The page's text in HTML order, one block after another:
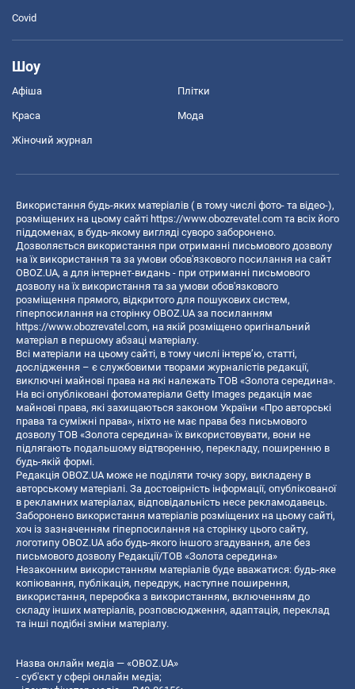
Covid
Шоу
Афіша Плітки
Краса Мода
Жіночий журнал
Використання будь-яких матеріалів ( в тому числі фото- та відео-),
розміщених на цьому сайті https://www.obozrevatel.com та всіх його
піддоменах, в будь-якому вигляді суворо заборонено.
Дозволяється використання при отриманні письмового дозволу
на їх використання та за умови обов'язкового посилання на сайт
OBOZ.UA, а для інтернет-видань - при отриманні письмового
дозволу на їх використання та за умови обов'язкового
розміщення прямого, відкритого для пошукових систем,
гіперпосилання на сторінку OBOZ.UA за посиланням
https://www.obozrevatel.com, на якій розміщено оригінальний
матеріал в першому абзаці матеріалу.
Всі матеріали на цьому сайті, в тому числі інтерв’ю, статті,
дослідження – є службовими творами журналістів редакції,
виключні майнові права на які належать ТОВ «Золота середина».
На всі опубліковані фотоматеріали Getty Images редакція має
майнові права, які захищаються законом України «Про авторські
права та суміжні права», ніхто не має права без письмового
дозволу ТОВ «Золота середина» їх використовувати, вони не
підлягають подальшому відтворенню, перекладу, поширенню в
будь-якій формі.
Редакція OBOZ.UA може не поділяти точку зору, викладену в
авторському матеріалі. За достовірність інформації, опублікованої
в рекламних матеріалах, відповідальність несе рекламодавець.
Заборонено використання матеріалів розміщених на цьому сайті,
хоч із зазначенням гіперпосилання на сторінку цього сайту,
логотипу OBOZ.UA або будь-якого іншого згадування, але без
письмового дозволу Редакції/ТОВ «Золота середина»
Незаконним використанням матеріалів буде вважатися: будь-яке
копiювання, публiкацiя, передрук, наступне поширення,
використання, переробка з використанням, включенням до
складу інших матеріалів, розповсюдження, адаптація, переклад
та інші подібні зміни матеріалу.
Назва онлайн медіа — «OBOZ.UA»
- суб'єкт у сфері онлайн медіа;